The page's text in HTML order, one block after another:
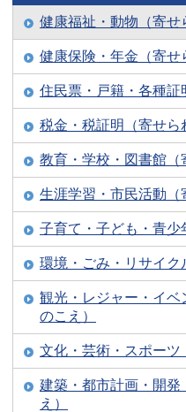
健康福祉・動物（寄せ
健康保険・年金（寄せ
住民票・戸籍・各種証
税金・税証明（寄せら
教育・学校・図書館（
生涯学習・市民活動（
子育て・子ども・青少
環境・ごみ・リサイク
観光・レジャー・イベ
のこえ）
文化・芸術・スポーツ
建築・都市計画・開発
え）